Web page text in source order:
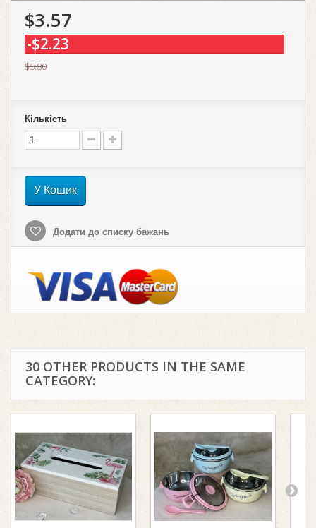
$3.57
-$2.23
$5.80
Кількість
У Кошик
Додати до списку бажань
30 OTHER PRODUCTS IN THE SAME
CATEGORY: